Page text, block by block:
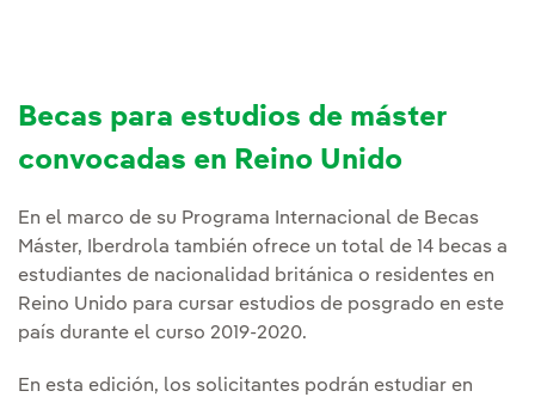
Becas para estudios de máster
convocadas en Reino Unido
En el marco de su Programa Internacional de Becas
Máster, Iberdrola también ofrece un total de 14 becas a
estudiantes de nacionalidad británica o residentes en
Reino Unido para cursar estudios de posgrado en este
país durante el curso 2019-2020.
En esta edición, los solicitantes podrán estudiar en